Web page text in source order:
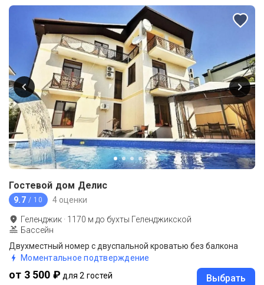
Гостевой дом Делис
9.7 / 10 4 оценки
Геленджик · 1170 м до бухты Геленджикской
Бассейн
Двухместный номер с двуспальной кроватью без балкона
Моментальное подтверждение
от 3 500 ₽ для 2 гостей Выбрать